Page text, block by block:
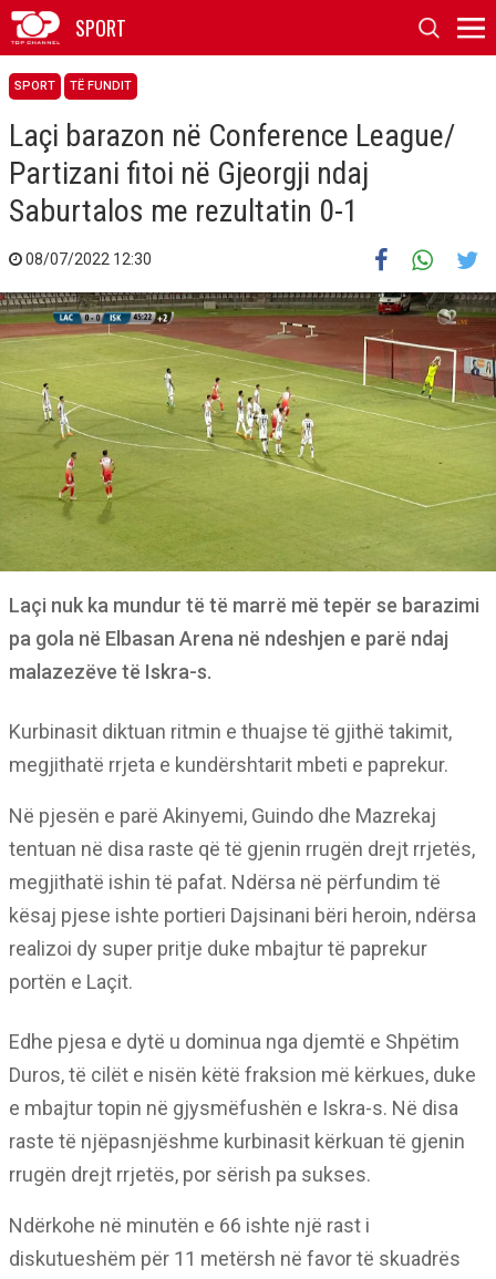
SPORT
SPORT TË FUNDIT
Laçi barazon në Conference League/
Partizani fitoi në Gjeorgji ndaj
Saburtalos me rezultatin 0-1
08/07/2022 12:30
Laçi nuk ka mundur të të marrë më tepër se barazimi
pa gola në Elbasan Arena në ndeshjen e parë ndaj
malazezëve të Iskra-s.
Kurbinasit diktuan ritmin e thuajse të gjithë takimit,
megjithatë rrjeta e kundërshtarit mbeti e paprekur.
Në pjesën e parë Akinyemi, Guindo dhe Mazrekaj
tentuan në disa raste që të gjenin rrugën drejt rrjetës,
megjithatë ishin të pafat. Ndërsa në përfundim të
kësaj pjese ishte portieri Dajsinani bëri heroin, ndërsa
realizoi dy super pritje duke mbajtur të paprekur
portën e Laçit.
Edhe pjesa e dytë u dominua nga djemtë e Shpëtim
Duros, të cilët e nisën këtë fraksion më kërkues, duke
e mbajtur topin në gjysmëfushën e Iskra-s. Në disa
raste të njëpasnjëshme kurbinasit kërkuan të gjenin
rrugën drejt rrjetës, por sërish pa sukses.
Ndërkohe në minutën e 66 ishte një rast i
diskutueshëm për 11 metërsh në favor të skuadrës